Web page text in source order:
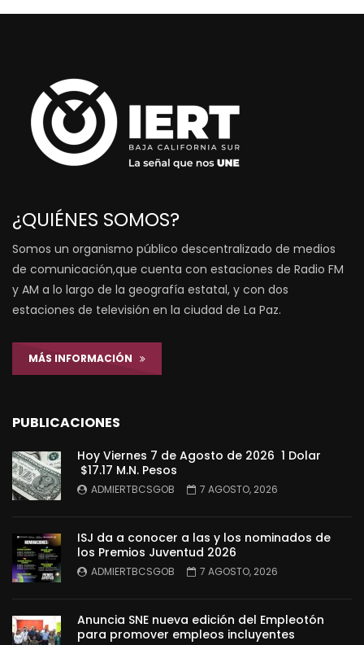
¿QUIÉNES SOMOS?
Somos un organismo público descentralizado de medios
de comunicación,que cuenta con estaciones de Radio FM
y AM a lo largo de la geografía estatal, y con dos
estaciones de televisión en la ciudad de La Paz.
MÁS INFORMACIÓN
PUBLICACIONES
Hoy Viernes 7 de Agosto de 2026 1 Dolar
$17.17 M.N. Pesos
ADMIERTBCSGOB 7 AGOSTO, 2026
ISJ da a conocer a las y los nominados de
los Premios Juventud 2026
ADMIERTBCSGOB 7 AGOSTO, 2026
Anuncia SNE nueva edición del Empleotón
para promover empleos incluyentes